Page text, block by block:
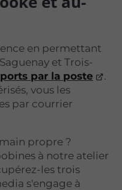
en permettant
et Trois-
par la poste
.
vous les
par courrier
propre ?
à notre atelier
les trois
s'engage à